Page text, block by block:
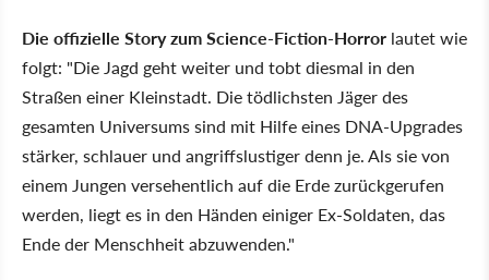
Die offizielle Story zum Science-Fiction-Horror lautet wie
folgt: "Die Jagd geht weiter und tobt diesmal in den
Straßen einer Kleinstadt. Die tödlichsten Jäger des
gesamten Universums sind mit Hilfe eines DNA-Upgrades
stärker, schlauer und angriffslustiger denn je. Als sie von
einem Jungen versehentlich auf die Erde zurückgerufen
werden, liegt es in den Händen einiger Ex-Soldaten, das
Ende der Menschheit abzuwenden."